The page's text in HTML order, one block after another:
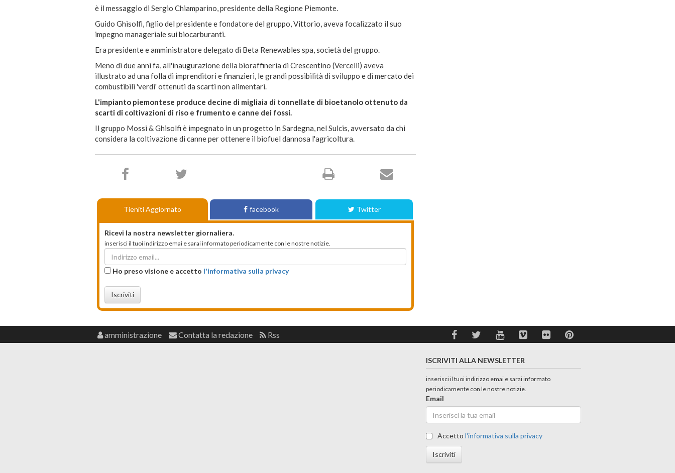
è il messaggio di Sergio Chiamparino, presidente della Regione Piemonte.
Guido Ghisolfi, figlio del presidente e fondatore del gruppo, Vittorio, aveva focalizzato il suo
impegno manageriale sui biocarburanti.
Era presidente e amministratore delegato di Beta Renewables spa, società del gruppo.
Meno di due anni fa, all'inaugurazione della bioraffineria di Crescentino (Vercelli) aveva
illustrato ad una folla di imprenditori e finanzieri, le grandi possibilità di sviluppo e di mercato dei
combustibili 'verdi' ottenuti da scarti non alimentari.
L'impianto piemontese produce decine di migliaia di tonnellate di bioetanolo ottenuto da
scarti di coltivazioni di riso e frumento e canne dei fossi.
Il gruppo Mossi & Ghisolfi è impegnato in un progetto in Sardegna, nel Sulcis, avversato da chi
considera la coltivazione di canne per ottenere il biofuel dannosa l'agricoltura.
Tieniti Aggiornato facebook Twitter
Ricevi la nostra newsletter giornaliera.
inserisci il tuoi indirizzo emai e sarai informato periodicamente con le nostre notizie.
Ho preso visione e accetto l'informativa sulla privacy
Iscriviti
amministrazione Contatta la redazione Rss
ISCRIVITI ALLA NEWSLETTER
inserisci il tuoi indirizzo emai e sarai informato
periodicamente con le nostre notizie.
Email
Accettol'informativa sulla privacy
Iscriviti